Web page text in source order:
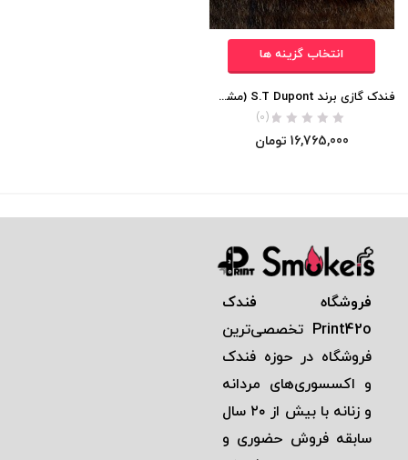
انتخاب گزینه ها
فندک گازی برند S.T Dupont (مشکی طلایی لاکی) اورجینال
(0)
16,765,000 تومان
فروشگاه فندک
Print42o تخصصی‌ترين
فروشگاه در حوزه فندک
و اكسسوری‌های مردانه
و زنانه با بيش از ٢٠ سال
سابقه فروش حضوری و